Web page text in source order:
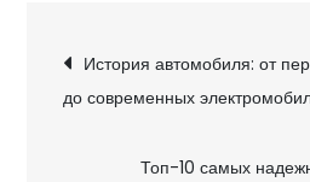
Навигация
по
История автомобиля: от
до современных
Топ-10 самых